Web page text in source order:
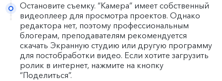
Остановите съемку. “Камера” имеет собственный
видеоплеер для просмотра проектов. Однако
редактора нет, поэтому профессиональным
блогерам, преподавателям рекомендуется
скачать Экранную студию или другую программу
для постобработки видео. Если хотите загрузить
ролик в интернет, нажмите на кнопку
“Поделиться”.